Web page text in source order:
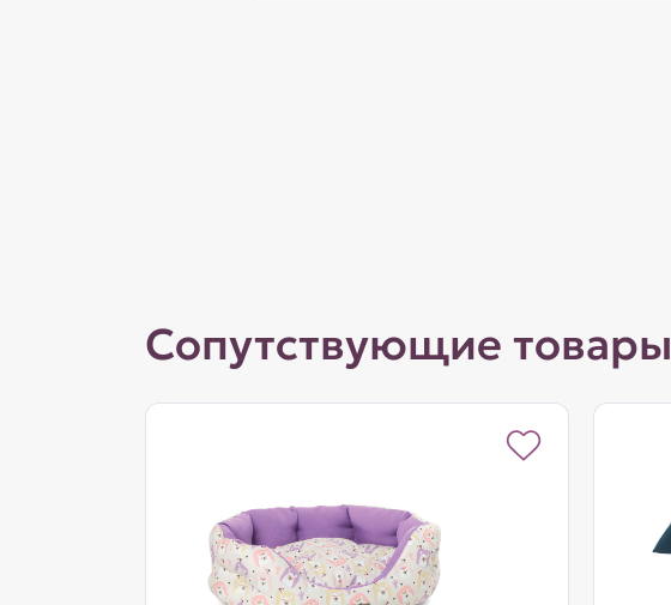
Сопутствующие товары